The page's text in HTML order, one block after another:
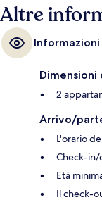
Altre
2
Arrivo/
L'orario
Check-in/
Età
Il check-